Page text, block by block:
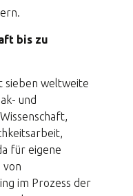
bis zu
sieben weltweite
und
für eigene
von
im Prozess der